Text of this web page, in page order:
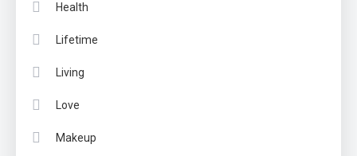
Health
Lifetime
Living
Love
Makeup